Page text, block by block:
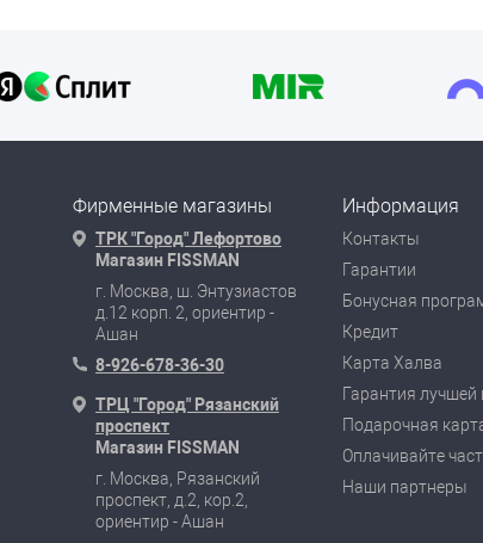
Фирменные магазины
ТРК "Город" Лефортово
Магазин FISSMAN
г. Москва, ш. Энтузиастов
д.12 корп. 2, ориентир -
Ашан
8-926-678-36-30
ТРЦ "Город" Рязанский
проспект
Магазин FISSMAN
г. Москва, Рязанский
проспект, д.2, кор.2,
ориентир - Ашан
Информация
Контакты
Гарантии
Бонусная
Кредит
Карта Халва
Гарантия лучшей
Подарочная
Оплачивайте
Наши партнеры